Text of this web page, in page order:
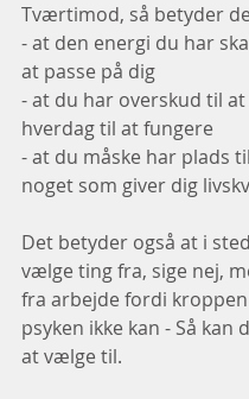
Tværtimod, så betyder
- at den energi du har
at passe på dig
- at du har overskud til at
hverdag til at fungere
- at du måske har plads
noget som giver dig
Det betyder også at i
vælge ting fra, sige nej,
fra arbejde fordi
psyken ikke kan - Så kan
at vælge til.